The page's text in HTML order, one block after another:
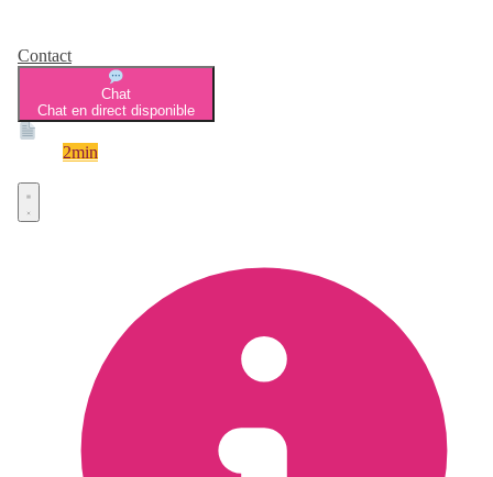
Contact
Chat
Chat en direct disponible
2min